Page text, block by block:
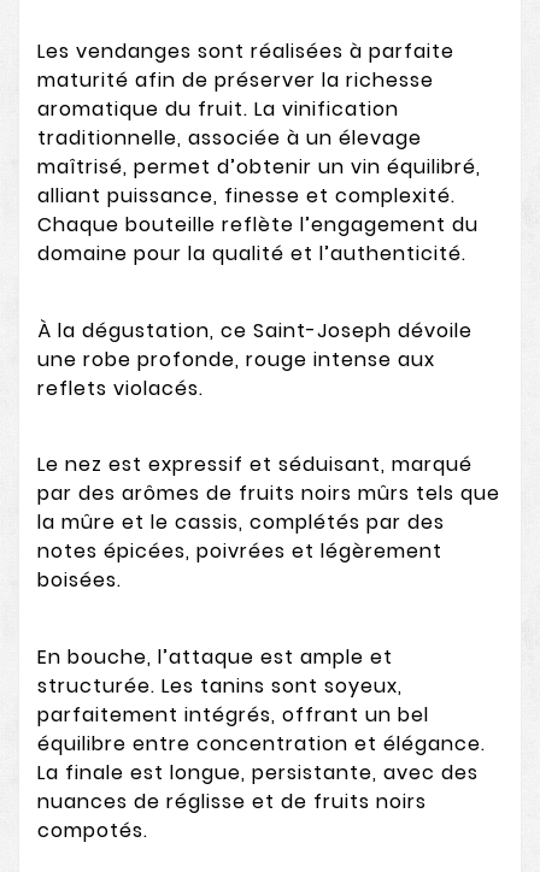
Les vendanges sont réalisées à parfaite
maturité afin de préserver la richesse
aromatique du fruit. La vinification
traditionnelle, associée à un élevage
maîtrisé, permet d’obtenir un vin équilibré,
alliant puissance, finesse et complexité.
Chaque bouteille reflète l’engagement du
domaine pour la qualité et l’authenticité.
À la dégustation, ce Saint-Joseph dévoile
une robe profonde, rouge intense aux
reflets violacés.
Le nez est expressif et séduisant, marqué
par des arômes de fruits noirs mûrs tels que
la mûre et le cassis, complétés par des
notes épicées, poivrées et légèrement
boisées.
En bouche, l’attaque est ample et
structurée. Les tanins sont soyeux,
parfaitement intégrés, offrant un bel
équilibre entre concentration et élégance.
La finale est longue, persistante, avec des
nuances de réglisse et de fruits noirs
compotés.